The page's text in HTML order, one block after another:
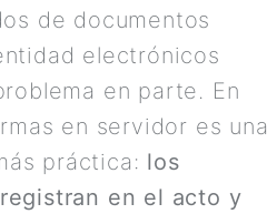
de documentos
electrónicos
en parte. En
en servidor es una
práctica: los
en el acto y